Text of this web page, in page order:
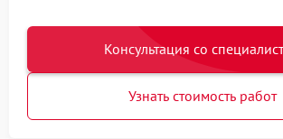
Консультация со
Узнать стоимость работ